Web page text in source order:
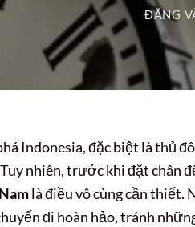
ĐĂNG
Indonesia, đặc biệt là thủ
nhiên, trước khi đặt chân
là điều vô cùng cần thiết.
đi hoàn hảo, tránh